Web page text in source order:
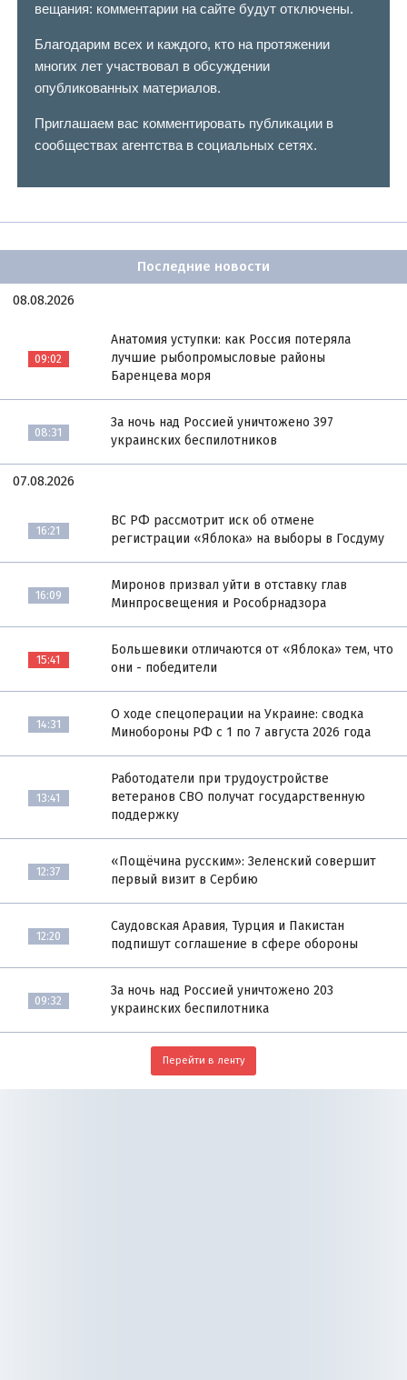
вещания: комментарии на сайте будут отключены.
Благодарим всех и каждого, кто на протяжении
многих лет участвовал в обсуждении
опубликованных материалов.
Приглашаем вас комментировать публикации в
сообществах агентства в социальных сетях.
Последние новости
08.08.2026
09:02
Анатомия уступки: как Россия потеряла
лучшие рыбопромысловые районы
Баренцева моря
08:31
За ночь над Россией уничтожено 397
украинских беспилотников
07.08.2026
16:21
ВС РФ рассмотрит иск об отмене
регистрации «Яблока» на выборы в Госдуму
16:09
Миронов призвал уйти в отставку глав
Минпросвещения и Рособрнадзора
15:41
Большевики отличаются от «Яблока» тем, что
они - победители
14:31
О ходе спецоперации на Украине: сводка
Минобороны РФ с 1 по 7 августа 2026 года
13:41
Работодатели при трудоустройстве
ветеранов СВО получат государственную
поддержку
12:37
«Пощёчина русским»: Зеленский совершит
первый визит в Сербию
12:20
Саудовская Аравия, Турция и Пакистан
подпишут соглашение в сфере обороны
09:32
За ночь над Россией уничтожено 203
украинских беспилотника
Перейти в ленту